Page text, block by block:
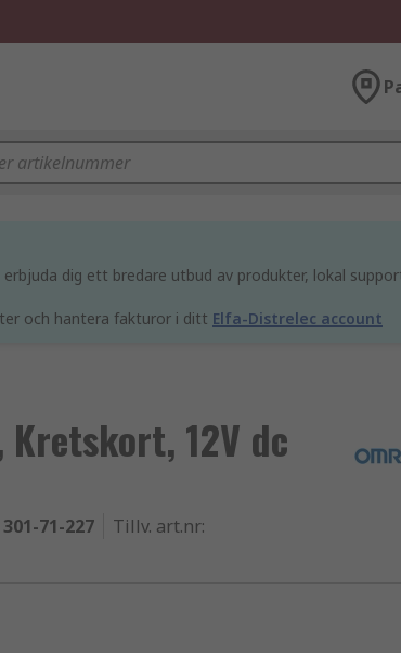
dig ett bredare utbud av produkter, lokal
och hantera fakturor i ditt Elfa-Distrelec account
Kretskort, 12V dc
301-71-227 Tillv. art.nr: